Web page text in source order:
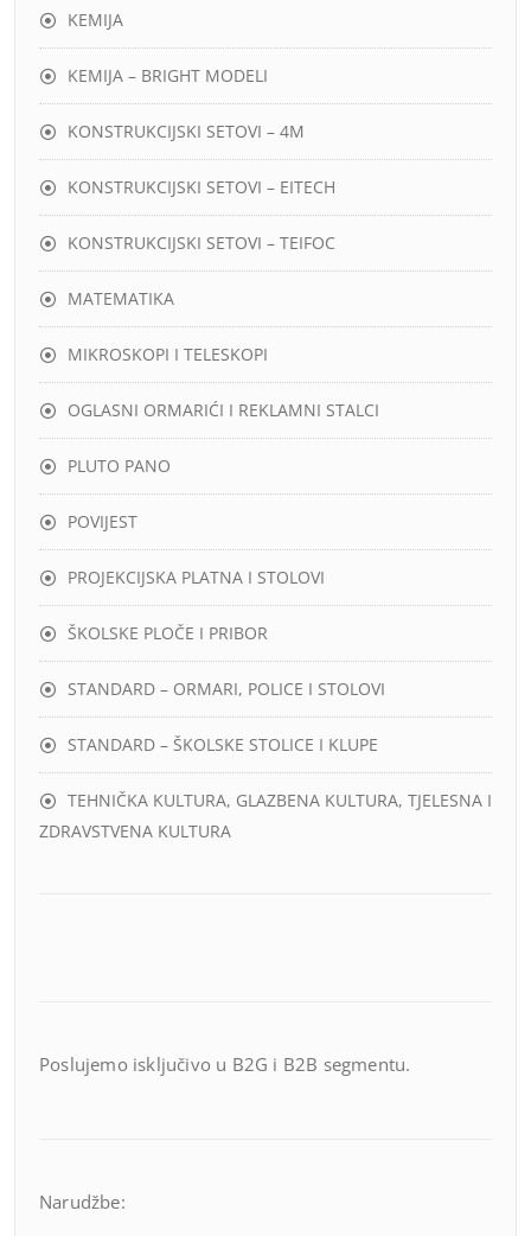
KEMIJA
KEMIJA – BRIGHT MODELI
KONSTRUKCIJSKI SETOVI – 4M
KONSTRUKCIJSKI SETOVI – EITECH
KONSTRUKCIJSKI SETOVI – TEIFOC
MATEMATIKA
MIKROSKOPI I TELESKOPI
OGLASNI ORMARIĆI I REKLAMNI STALCI
PLUTO PANO
POVIJEST
PROJEKCIJSKA PLATNA I STOLOVI
ŠKOLSKE PLOČE I PRIBOR
STANDARD – ORMARI, POLICE I STOLOVI
STANDARD – ŠKOLSKE STOLICE I KLUPE
TEHNIČKA KULTURA, GLAZBENA KULTURA, TJELESNA I
ZDRAVSTVENA KULTURA
Poslujemo isključivo u B2G i B2B segmentu.
Narudžbe: